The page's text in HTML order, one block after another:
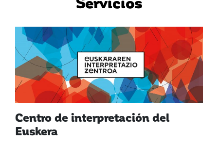
Centro de interpretación del
Euskera